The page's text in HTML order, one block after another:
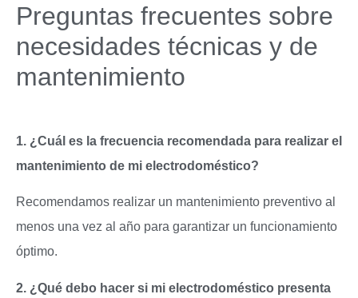
Preguntas frecuentes sobre
necesidades técnicas y de
mantenimiento
1. ¿Cuál es la frecuencia recomendada para realizar el
mantenimiento de mi electrodoméstico?
Recomendamos realizar un mantenimiento preventivo al
menos una vez al año para garantizar un funcionamiento
óptimo.
2. ¿Qué debo hacer si mi electrodoméstico presenta